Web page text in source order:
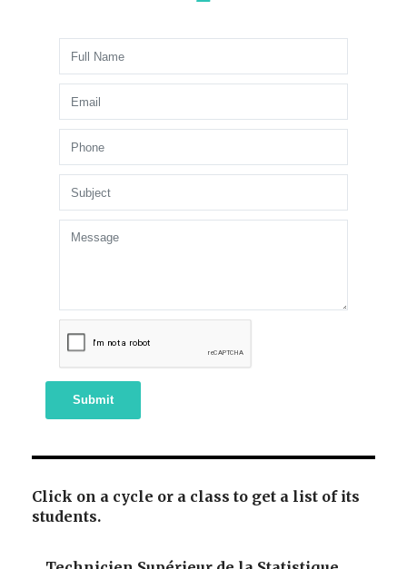
Submit
Click on a cycle or a class to get a list of its
students.